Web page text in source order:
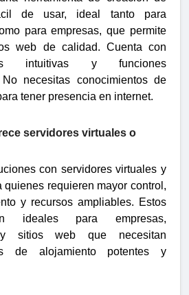
de usar, ideal tanto para
para empresas, que permite
web de calidad. Cuenta con
intuitivas y funciones
No necesitas conocimientos de
tener presencia en internet.
servidores virtuales o
con servidores virtuales y
quienes requieren mayor control,
y recursos ampliables. Estos
ideales para empresas,
y sitios web que necesitan
de alojamiento potentes y